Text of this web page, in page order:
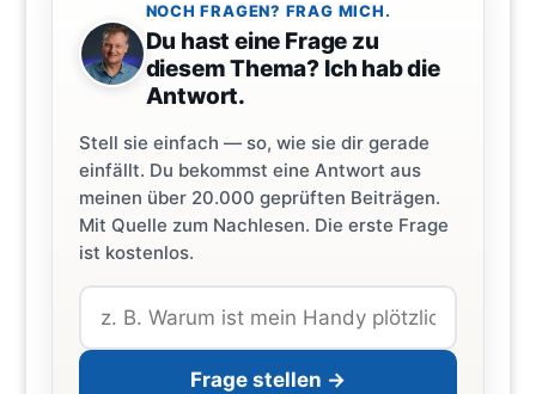
NOCH FRAGEN? FRAG MICH.
Du hast eine Frage zu
diesem Thema? Ich hab die
Antwort.
Stell sie einfach — so, wie sie dir gerade
einfällt. Du bekommst eine Antwort aus
meinen über 20.000 geprüften Beiträgen.
Mit Quelle zum Nachlesen. Die erste Frage
ist kostenlos.
Frage stellen →